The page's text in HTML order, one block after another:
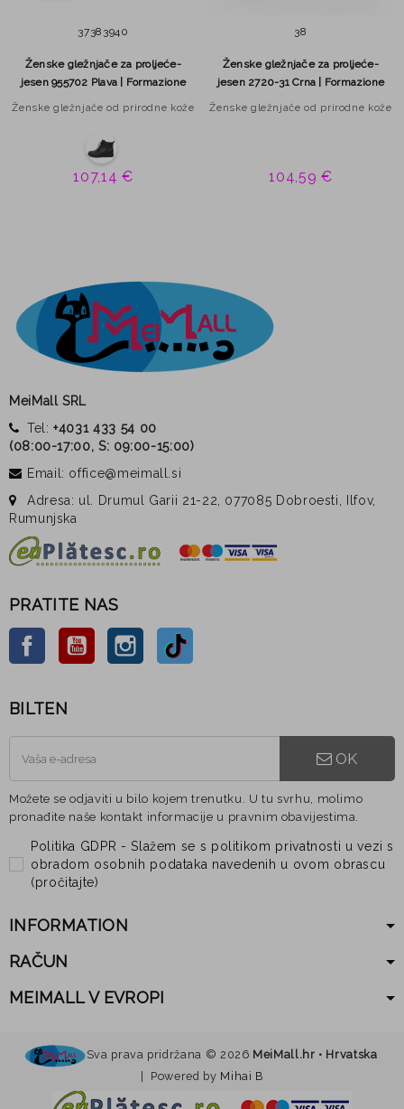
3738 3940
Ženske gležnjače za proljeće-
jesen 955702 Plava | Formazione
Ženske gležnjače od prirodne kože
107,14 €
38
Ženske gležnjače za proljeće-
jesen 2720-31 Crna | Formazione
Ženske gležnjače od prirodne kože
104,59 €
MeiMall SRL
Tel:+4031 433 54 00
(08:00-17:00, S: 09:00-15:00)
Email: office@meimall.si
Adresa: ul. Drumul Garii 21-22, 077085 Dobroesti, Ilfov,
Rumunjska
PRATITE NAS
FacebookYouTube Instagram
BILTEN
OK
Možete se odjaviti u bilo kojem trenutku. U tu svrhu, molimo
pronađite naše kontakt informacije u pravnim obavijestima.
Politika GDPR - Slažem se s politikom privatnosti u vezi s
obradom osobnih podataka navedenih u ovom obrascu
(pročitajte)
INFORMATION
RAČUN
MEIMALL V EVROPI
Sva prava pridržana © 2026 MeiMall.hr • Hrvatska
| Powered by Mihai B